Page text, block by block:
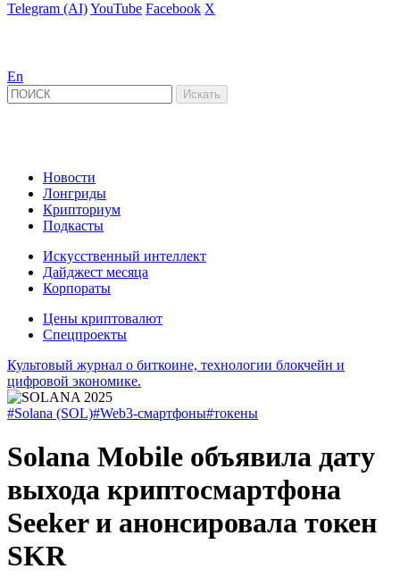
Telegram (AI)YouTube Facebook X
En
Новости
Лонгриды
Крипториум
Подкасты
Искусственный интеллект
Дайджест месяца
Корпораты
Цены криптовалют
Спецпроекты
Культовый журнал о биткоине, технологии блокчейн и
цифровой экономике.
#Solana (SOL)#Web3-смартфоны#токены
Solana Mobile объявила дату
выхода криптосмартфона
Seeker и анонсировала токен
SKR